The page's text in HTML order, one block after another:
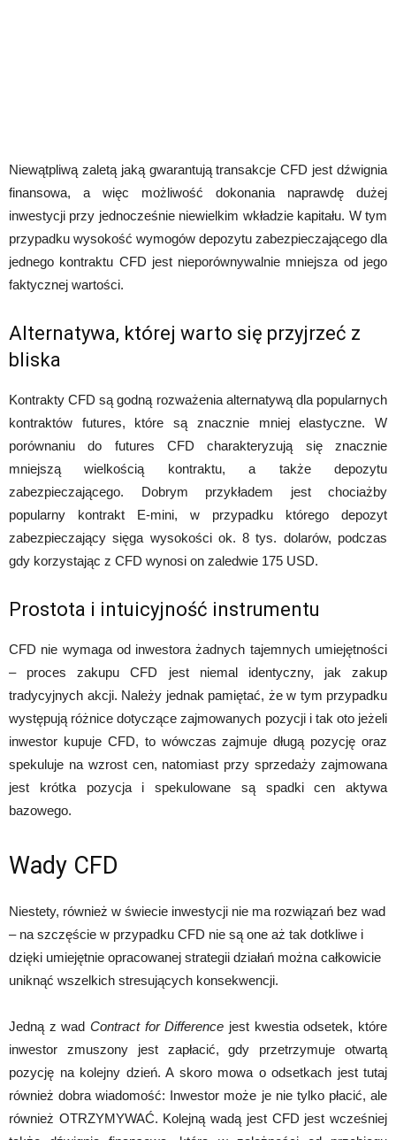
Niewątpliwą zaletą jaką gwarantują transakcje CFD jest dźwignia
finansowa, a więc możliwość dokonania naprawdę dużej
inwestycji przy jednocześnie niewielkim wkładzie kapitału. W tym
przypadku wysokość wymogów depozytu zabezpieczającego dla
jednego kontraktu CFD jest nieporównywalnie mniejsza od jego
faktycznej wartości.
Alternatywa, której warto się przyjrzeć z
bliska
Kontrakty CFD są godną rozważenia alternatywą dla popularnych
kontraktów futures, które są znacznie mniej elastyczne. W
porównaniu do futures CFD charakteryzują się znacznie
mniejszą wielkością kontraktu, a także depozytu
zabezpieczającego. Dobrym przykładem jest chociażby
popularny kontrakt E-mini, w przypadku którego depozyt
zabezpieczający sięga wysokości ok. 8 tys. dolarów, podczas
gdy korzystając z CFD wynosi on zaledwie 175 USD.
Prostota i intuicyjność instrumentu
CFD nie wymaga od inwestora żadnych tajemnych umiejętności
– proces zakupu CFD jest niemal identyczny, jak zakup
tradycyjnych akcji. Należy jednak pamiętać, że w tym przypadku
występują różnice dotyczące zajmowanych pozycji i tak oto jeżeli
inwestor kupuje CFD, to wówczas zajmuje długą pozycję oraz
spekuluje na wzrost cen, natomiast przy sprzedaży zajmowana
jest krótka pozycja i spekulowane są spadki cen aktywa
bazowego.
Wady CFD
Niestety, również w świecie inwestycji nie ma rozwiązań bez wad
– na szczęście w przypadku CFD nie są one aż tak dotkliwe i
dzięki umiejętnie opracowanej strategii działań można całkowicie
uniknąć wszelkich stresujących konsekwencji.
Jedną z wad Contract for Difference jest kwestia odsetek, które
inwestor zmuszony jest zapłacić, gdy przetrzymuje otwartą
pozycję na kolejny dzień. A skoro mowa o odsetkach jest tutaj
również dobra wiadomość: Inwestor może je nie tylko płacić, ale
również OTRZYMYWAĆ. Kolejną wadą jest CFD jest wcześniej